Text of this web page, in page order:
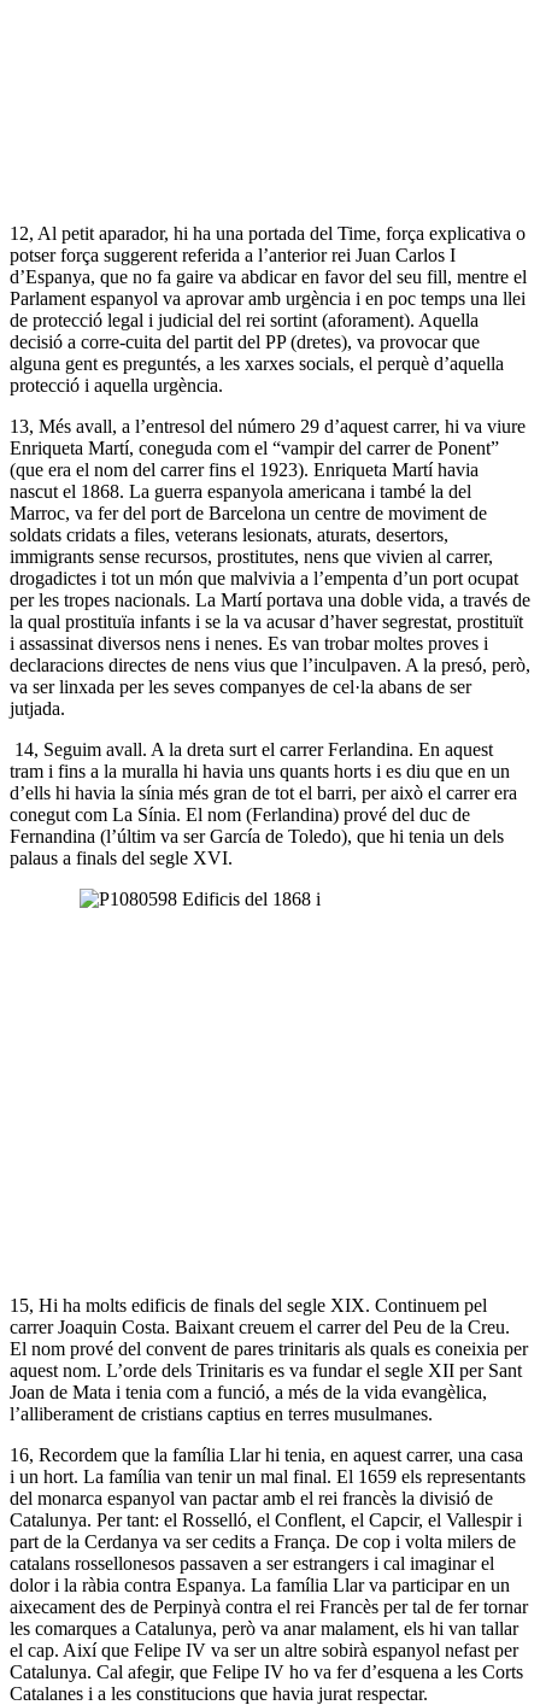
12, Al petit aparador, hi ha una portada del Time, força explicativa o
potser força suggerent referida a l’anterior rei Juan Carlos I
d’Espanya, que no fa gaire va abdicar en favor del seu fill, mentre el
Parlament espanyol va aprovar amb urgència i en poc temps una llei
de protecció legal i judicial del rei sortint (aforament). Aquella
decisió a corre-cuita del partit del PP (dretes), va provocar que
alguna gent es preguntés, a les xarxes socials, el perquè d’aquella
protecció i aquella urgència.
13, Més avall, a l’entresol del número 29 d’aquest carrer, hi va viure
Enriqueta Martí, coneguda com el “vampir del carrer de Ponent”
(que era el nom del carrer fins el 1923). Enriqueta Martí havia
nascut el 1868. La guerra espanyola americana i també la del
Marroc, va fer del port de Barcelona un centre de moviment de
soldats cridats a files, veterans lesionats, aturats, desertors,
immigrants sense recursos, prostitutes, nens que vivien al carrer,
drogadictes i tot un món que malvivia a l’empenta d’un port ocupat
per les tropes nacionals. La Martí portava una doble vida, a través de
la qual prostituïa infants i se la va acusar d’haver segrestat, prostituït
i assassinat diversos nens i nenes. Es van trobar moltes proves i
declaracions directes de nens vius que l’inculpaven. A la presó, però,
va ser linxada per les seves companyes de cel·la abans de ser
jutjada.
14, Seguim avall. A la dreta surt el carrer Ferlandina. En aquest
tram i fins a la muralla hi havia uns quants horts i es diu que en un
d’ells hi havia la sínia més gran de tot el barri, per això el carrer era
conegut com La Sínia. El nom (Ferlandina) prové del duc de
Fernandina (l’últim va ser García de Toledo), que hi tenia un dels
palaus a finals del segle XVI.
15, Hi ha molts edificis de finals del segle XIX. Continuem pel
carrer Joaquin Costa. Baixant creuem el carrer del Peu de la Creu.
El nom prové del convent de pares trinitaris als quals es coneixia per
aquest nom. L’orde dels Trinitaris es va fundar el segle XII per Sant
Joan de Mata i tenia com a funció, a més de la vida evangèlica,
l’alliberament de cristians captius en terres musulmanes.
16, Recordem que la família Llar hi tenia, en aquest carrer, una casa
i un hort. La família van tenir un mal final. El 1659 els representants
del monarca espanyol van pactar amb el rei francès la divisió de
Catalunya. Per tant: el Rosselló, el Conflent, el Capcir, el Vallespir i
part de la Cerdanya va ser cedits a França. De cop i volta milers de
catalans rossellonesos passaven a ser estrangers i cal imaginar el
dolor i la ràbia contra Espanya. La família Llar va participar en un
aixecament des de Perpinyà contra el rei Francès per tal de fer tornar
les comarques a Catalunya, però va anar malament, els hi van tallar
el cap. Així que Felipe IV va ser un altre sobirà espanyol nefast per
Catalunya. Cal afegir, que Felipe IV ho va fer d’esquena a les Corts
Catalanes i a les constitucions que havia jurat respectar.